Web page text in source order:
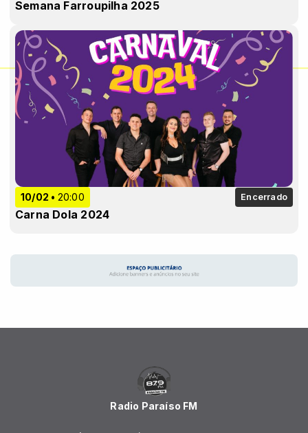
Semana Farroupilha 2025
10/02 20:00 Encerrado
Carna Dola 2024
Radio Paraíso FM